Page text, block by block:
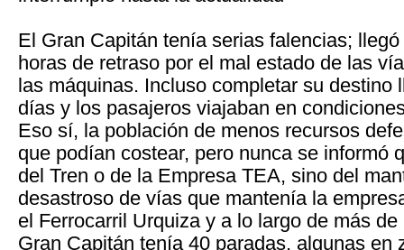
El Gran Capitán tenía serias falencias;
horas de retraso por el mal estado de las
las máquinas. Incluso completar su destino
días y los pasajeros viajaban en
Eso sí, la población de menos recursos
que podían costear, pero nunca se informó
del Tren o de la Empresa TEA, sino del
desastroso de vías que mantenía la
el Ferrocarril Urquiza y a lo largo de más
Gran Capitán tenía 40 paradas, algunas en